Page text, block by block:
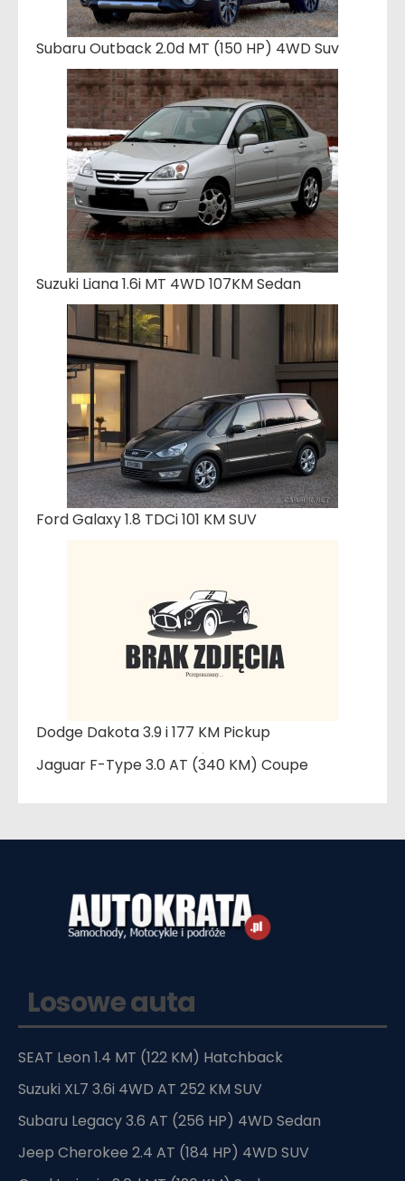
Subaru Outback 2.0d MT (150 HP) 4WD Suv
Suzuki Liana 1.6i MT 4WD 107KM Sedan
Ford Galaxy 1.8 TDCi 101 KM SUV
Dodge Dakota 3.9 i 177 KM Pickup
Jaguar F-Type 3.0 AT (340 KM) Coupe
Losowe auta
SEAT Leon 1.4 MT (122 KM) Hatchback
Suzuki XL7 3.6i 4WD AT 252 KM SUV
Subaru Legacy 3.6 AT (256 HP) 4WD Sedan
Jeep Cherokee 2.4 AT (184 HP) 4WD SUV